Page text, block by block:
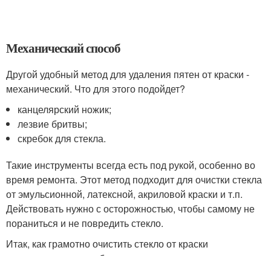
Механический способ
Другой удобный метод для удаления пятен от краски -
механический. Что для этого подойдет?
канцелярский ножик;
лезвие бритвы;
скребок для стекла.
Такие инструменты всегда есть под рукой, особенно во
время ремонта. Этот метод подходит для очистки стекла
от эмульсионной, латексной, акриловой краски и т.п.
Действовать нужно с осторожностью, чтобы самому не
пораниться и не повредить стекло.
Итак, как грамотно очистить стекло от краски